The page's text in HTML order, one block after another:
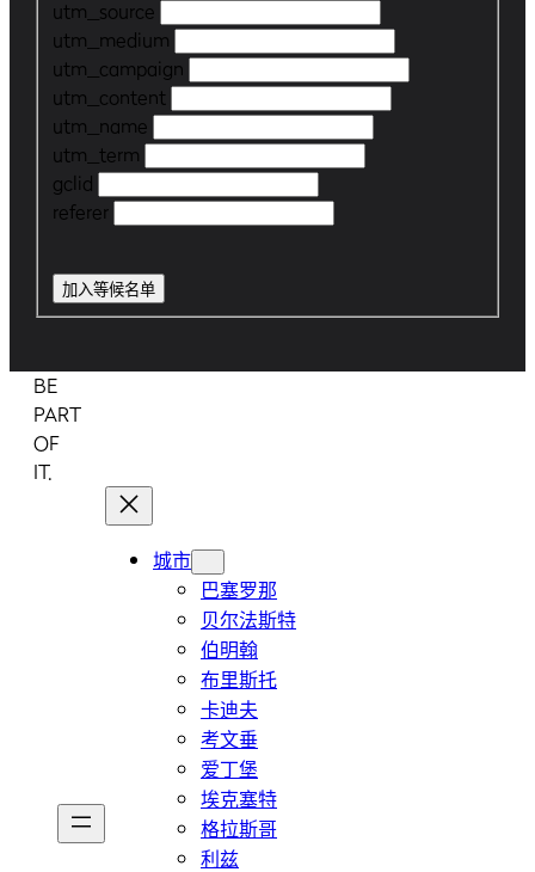
utm_source
utm_medium
utm_campaign
utm_content
utm_name
utm_term
gclid
referer
加入等候名单
BE
PART
OF
IT.
城市
巴塞罗那
贝尔法斯特
伯明翰
布里斯托
卡迪夫
考文垂
爱丁堡
埃克塞特
格拉斯哥
利兹